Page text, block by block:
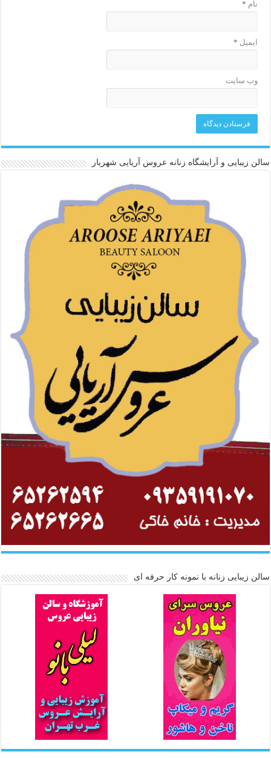
نام *
ایمیل *
وب‌ سایت
سالن زیبایی و آرایشگاه زنانه عروس آریایی شهریار
سالن زیبایی زنانه با نمونه کار حرفه ای